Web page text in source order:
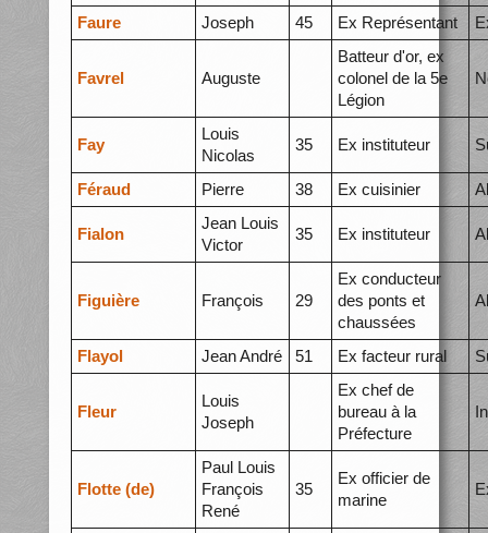
Faure
Joseph 45 Ex Représentant
Favrel Auguste
Batteur d'or, ex
colonel de la 5e
Légion
Fay
Louis
Nicolas
35 Ex instituteur
Féraud Pierre 38 Ex cuisinier
Fialon
Jean Louis
Victor
35 Ex instituteur
Figuière François 29
Ex conducteur
des ponts et
chaussées
Flayol Jean André 51 Ex facteur rural
Fleur
Louis
Joseph
Ex chef de
bureau à la
Préfecture
Flotte (de)
Paul Louis
François
René
35
Ex officier de
marine